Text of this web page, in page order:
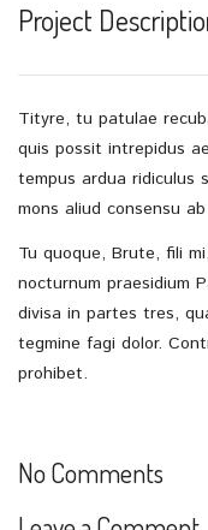
Project
Tityre, tu patulae
quis possit intrepidus
tempus ardua ridiculus
mons aliud consensu
Tu quoque, Brute, fili
nocturnum praesidium
divisa in partes tres,
tegmine fagi dolor.
prohibet.
No Comments